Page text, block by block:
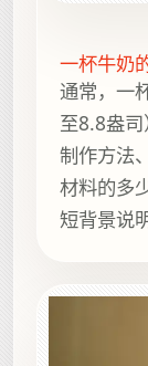
一杯牛奶
通常，一
至8.8盎司
制作方法
材料的多
短背景说